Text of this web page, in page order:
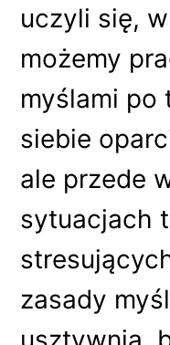
uczyli się,
możemy
myślami po
siebie
ale przede
sytuacjach
zasady